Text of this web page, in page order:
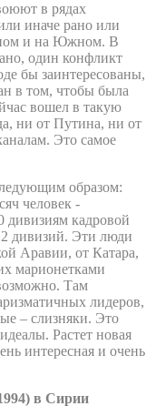
в рядах
иначе рано или
и на Южном. В
один конфликт
бы заинтересованы,
в том, чтобы была
вошел в такую
ни от Путина, ни от
Это самое
образом:
человек -
дивизиям кадровой
дивизий. Эти люди
Аравии, от Катара,
марионетками
Там
лидеров,
– слизняки. Это
Растет новая
интересная и очень
в Сирии